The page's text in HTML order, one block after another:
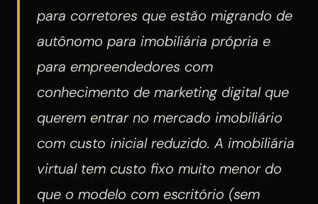
para corretores que estão migrando de
autônomo para imobiliária própria e
para empreendedores com
conhecimento de marketing digital que
querem entrar no mercado imobiliário
com custo inicial reduzido. A imobiliária
virtual tem custo fixo muito menor do
que o modelo com escritório (sem